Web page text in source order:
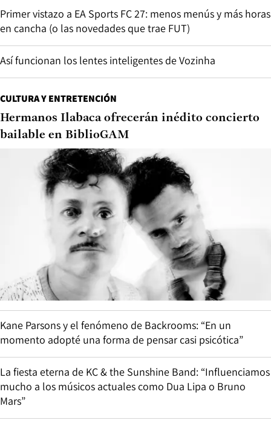
Primer vistazo a EA Sports FC 27: menos menús y más horas
en cancha (o las novedades que trae FUT)
Así funcionan los lentes inteligentes de Vozinha
CULTURA Y ENTRETENCIÓN
Hermanos Ilabaca ofrecerán inédito concierto
bailable en BiblioGAM
Kane Parsons y el fenómeno de Backrooms: “En un
momento adopté una forma de pensar casi psicótica”
La fiesta eterna de KC & the Sunshine Band: “Influenciamos
mucho a los músicos actuales como Dua Lipa o Bruno
Mars”